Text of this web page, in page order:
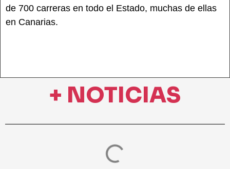
de 700 carreras en todo el Estado, muchas de ellas
en Canarias.
+ NOTICIAS